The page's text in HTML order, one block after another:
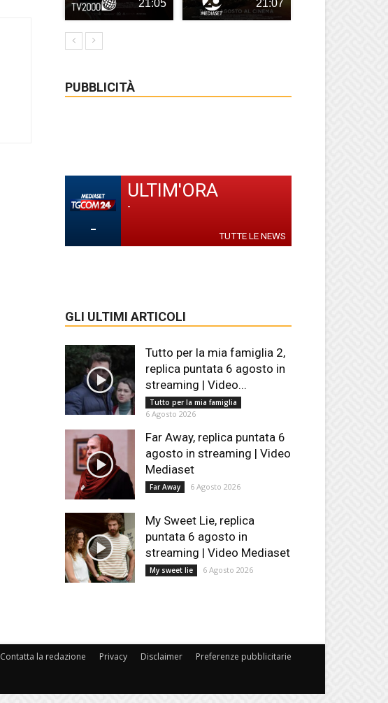
21:05 21:07
PUBBLICITÀ
-
ULTIM'ORA
-
TUTTE LE NEWS
GLI ULTIMI ARTICOLI
Tutto per la mia famiglia 2,
replica puntata 6 agosto in
streaming | Video...
Tutto per la mia famiglia
6 Agosto 2026
Far Away, replica puntata 6
agosto in streaming | Video
Mediaset
Far Away 6 Agosto 2026
My Sweet Lie, replica
puntata 6 agosto in
streaming | Video Mediaset
My sweet lie 6 Agosto 2026
Contatta la redazione Privacy Disclaimer Preferenze pubblicitarie